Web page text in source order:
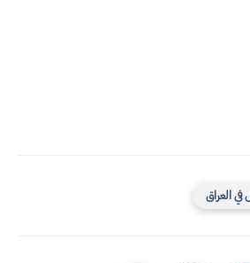
العراق